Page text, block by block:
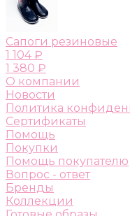
Сапоги резиновые
1 104 ₽
1 380 ₽
О компании
Новости
Политика
Сертификаты
Помощь
Покупки
Помощь покупателю
Вопрос - ответ
Бренды
Коллекции